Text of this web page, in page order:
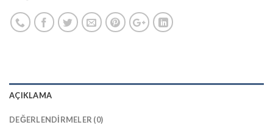
AÇIKLAMA
DEĞERLENDIRMELER (0)